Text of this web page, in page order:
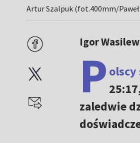
Artur Szalpuk (fot.400mm/
Igor
P
zaledwie